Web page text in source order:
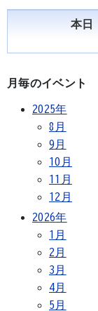
本日
月毎のイベント
2025年
8月
9月
10月
11月
12月
2026年
1月
2月
3月
4月
5月